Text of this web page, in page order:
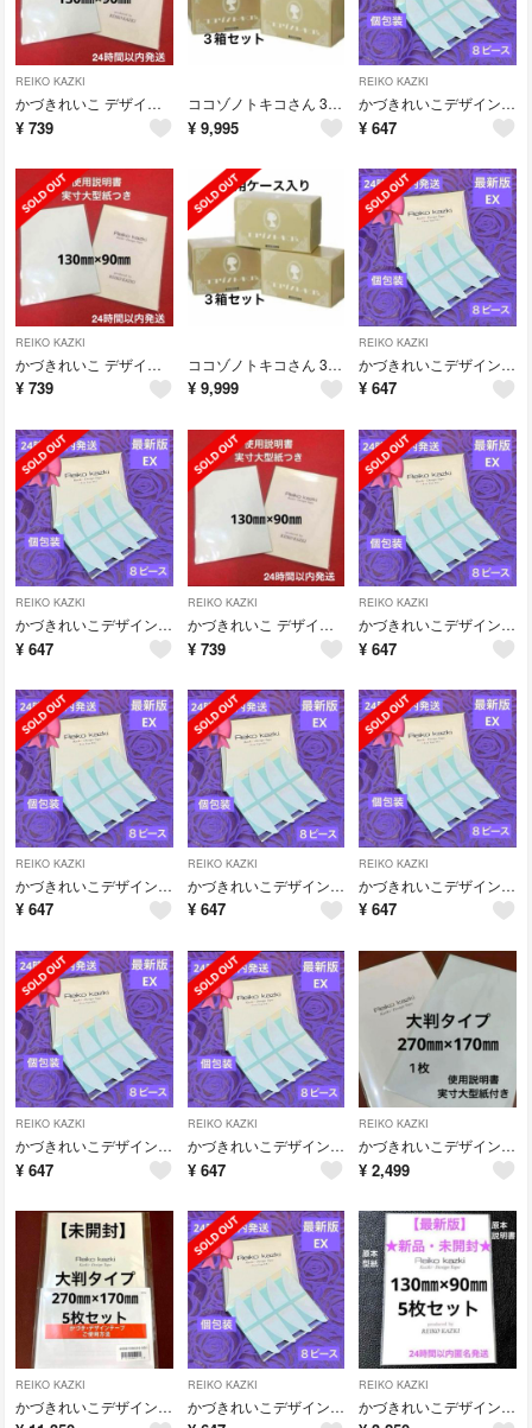
REIKO KAZKI
かづきれいこ デザインテープ♣︎130㎜×90㎜【実寸大型紙&使用説明書】
¥ 739
ココゾノトキコさん 3箱 30本 【最新・未開封】
¥ 9,995
REIKO KAZKI
かづきれいこデザインテープ リニューアル ★最新版★イージータイプEX
¥ 647
REIKO KAZKI
かづきれいこ デザインテープ♣︎130㎜×90㎜【実寸大型紙&使用説明書】
¥ 739
ココゾノトキコさん 3箱 30本 【最新・未開封】
¥ 9,999
REIKO KAZKI
かづきれいこデザインテープ リニューアル ★最新版★イージータイプEX
¥ 647
REIKO KAZKI
かづきれいこデザインテープ リニューアル ★最新版★イージータイプEX
¥ 647
REIKO KAZKI
かづきれいこ デザインテープ♣︎130㎜×90㎜【実寸大型紙&使用説明書】
¥ 739
REIKO KAZKI
かづきれいこデザインテープ リニューアル ★最新版★イージータイプEX
¥ 647
REIKO KAZKI
かづきれいこデザインテープ リニューアル ★最新版★イージータイプEX
¥ 647
REIKO KAZKI
かづきれいこデザインテープ リニューアル ★最新版★イージータイプEX
¥ 647
REIKO KAZKI
かづきれいこデザインテープ リニューアル ★最新版★イージータイプEX
¥ 647
REIKO KAZKI
かづきれいこデザインテープ リニューアル ★最新版★イージータイプEX
¥ 647
REIKO KAZKI
かづきれいこデザインテープ リニューアル ★最新版★イージータイプEX
¥ 647
REIKO KAZKI
かづきれいこデザインテープ大判サイズ270㎜×170㎜×1枚◆説明書・型紙付◆
¥ 2,499
REIKO KAZKI
かづきれいこデザインテープ★270㎜×170㎜×5枚セット【最新版・未開封】
REIKO KAZKI
かづきれいこデザインテープ リニューアル ★最新版★イージータイプEX
REIKO KAZKI
かづきれいこデザインテープ◆130㎜×90㎜ ５枚セット◆実寸大型紙&説明書◆